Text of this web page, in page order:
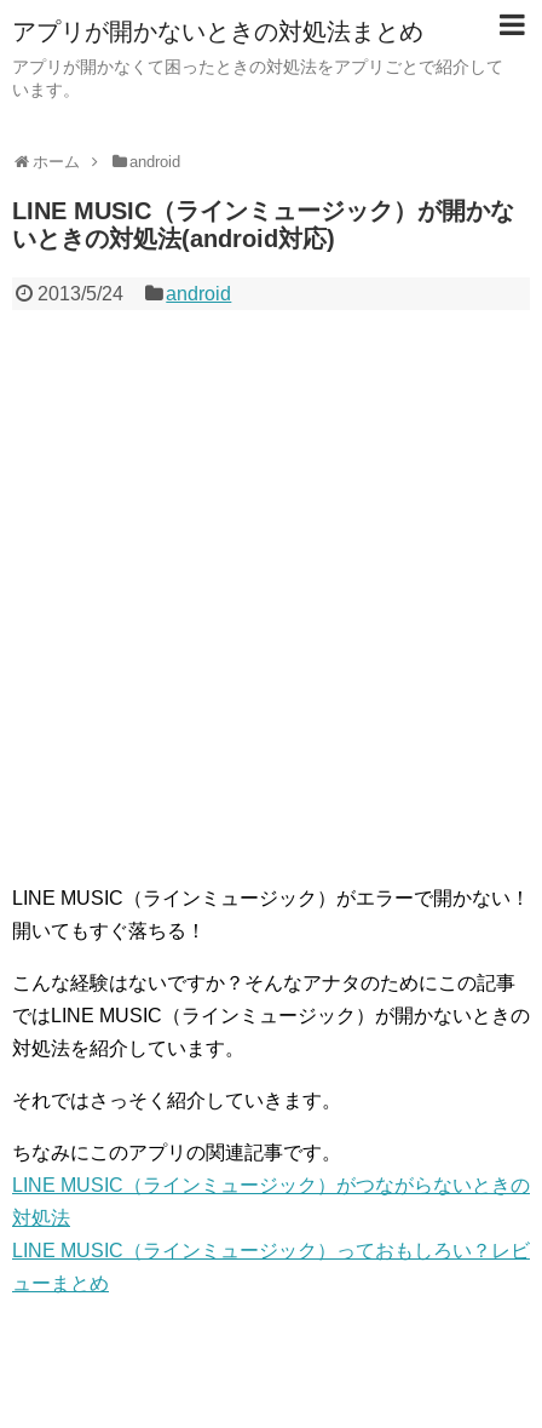
アプリが開かないときの対処法まとめ
アプリが開かなくて困ったときの対処法をアプリごとで紹介して
います。
ホーム android
LINE MUSIC（ラインミュージック）が開かな
いときの対処法(android対応)
2013/5/24 android
LINE MUSIC（ラインミュージック）がエラーで開かない！
開いてもすぐ落ちる！
こんな経験はないですか？そんなアナタのためにこの記事
ではLINE MUSIC（ラインミュージック）が開かないときの
対処法を紹介しています。
それではさっそく紹介していきます。
ちなみにこのアプリの関連記事です。
LINE MUSIC（ラインミュージック）がつながらないときの
対処法
LINE MUSIC（ラインミュージック）っておもしろい？レビ
ューまとめ